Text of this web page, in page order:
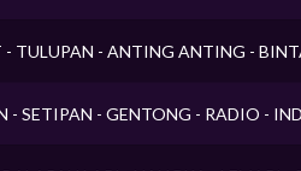
TULUPAN - ANTING ANTING -
- SETIPAN - GENTONG - RADIO -